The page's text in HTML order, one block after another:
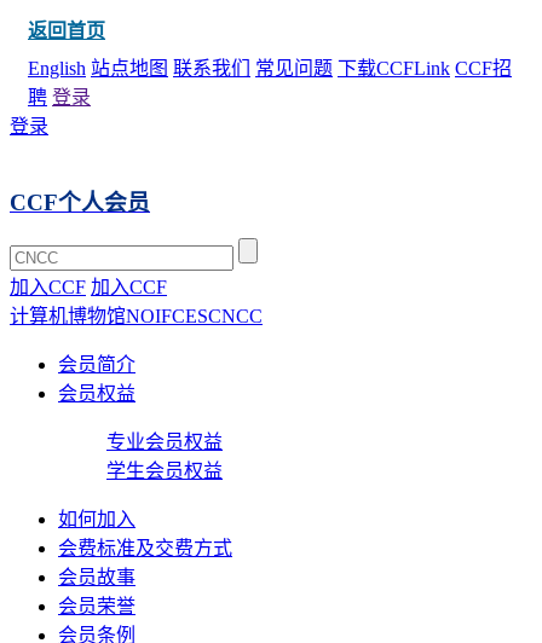
返回首页
English 站点地图 联系我们 常见问题 下载CCFLink CCF招
聘 登录
登录
CCF个人会员
加入CCF 加入CCF
计算机博物馆NOIFCESCNCC
会员简介
会员权益
专业会员权益
学生会员权益
如何加入
会费标准及交费方式
会员故事
会员荣誉
会员条例